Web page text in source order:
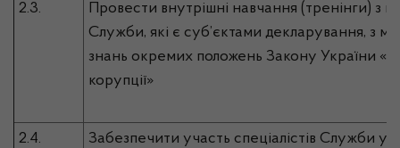
2.3.
Провести внутрішні навчання (тренінги) з
Служби, які є суб’єктами декларування, з
знань окремих положень Закону України
корупції»
2.4.
Забезпечити участь спеціалістів Служби у